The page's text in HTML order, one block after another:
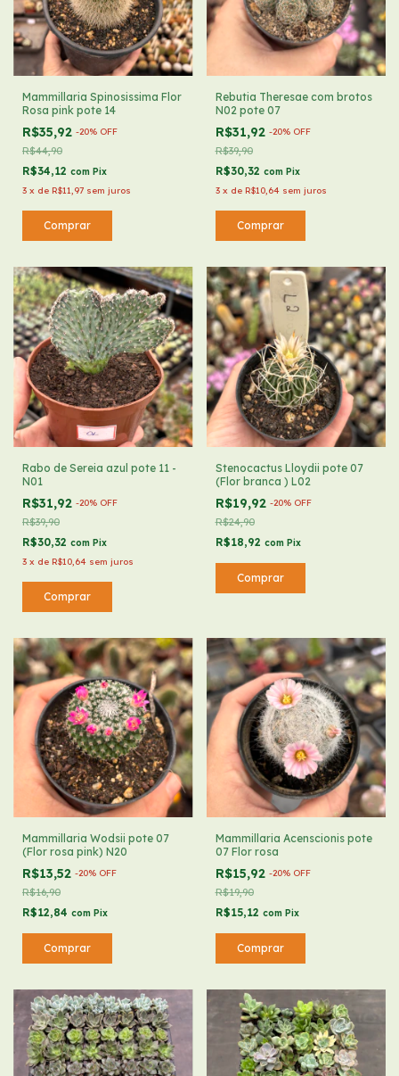
Mammillaria Spinosissima Flor
Rosa pink pote 14
R$35,92 -20% OFF
R$44,90
R$34,12 com Pix
3 x de R$11,97 sem juros
Rebutia Theresae com brotos
N02 pote 07
R$31,92 -20% OFF
R$39,90
R$30,32 com Pix
3 x de R$10,64 sem juros
Rabo de Sereia azul pote 11 -
N01
R$31,92 -20% OFF
R$39,90
R$30,32 com Pix
3 x de R$10,64 sem juros
Stenocactus Lloydii pote 07
(Flor branca ) L02
R$19,92 -20% OFF
R$24,90
R$18,92 com Pix
Mammillaria Wodsii pote 07
(Flor rosa pink) N20
R$13,52 -20% OFF
R$16,90
R$12,84 com Pix
Mammillaria Acenscionis pote
07 Flor rosa
R$15,92 -20% OFF
R$19,90
R$15,12 com Pix